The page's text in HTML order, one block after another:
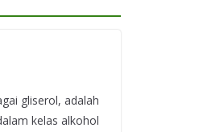
gliserol, adalah
kelas alkohol